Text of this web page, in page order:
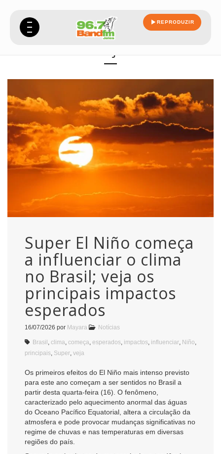
REPRODUZIR
Super El Niño começa
a influenciar o clima
no Brasil; veja os
principais impactos
esperados
16/07/2026 por Mayara Notícias
Brasil clima começa esperados impactos influenciar Niño
principais Super veja
Os primeiros efeitos do El Niño mais intenso previsto
para este ano começam a ser sentidos no Brasil a
partir desta quarta-feira (16). O fenômeno,
caracterizado pelo aquecimento anormal das águas
do Oceano Pacífico Equatorial, altera a circulação da
atmosfera e pode provocar mudanças significativas no
regime de chuvas e nas temperaturas em diversas
regiões do país.